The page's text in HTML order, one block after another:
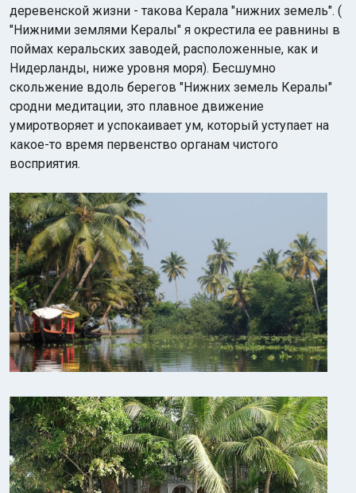
деревенской жизни - такова Керала "нижних земель". (
"Нижними землями Кералы" я окрестила ее равнины в
поймах керальских заводей, расположенные, как и
Нидерланды, ниже уровня моря). Бесшумно
скольжение вдоль берегов "Нижних земель Кералы"
сродни медитации, это плавное движение
умиротворяет и успокаивает ум, который уступает на
какое-то время первенство органам чистого
восприятия.